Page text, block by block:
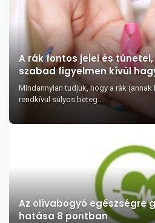
A rák fontos jelei és
szabad figyelmen kívül
Mindannyian tudjuk, hogy a rák
rendkívül súlyos beteg...
Az olívabogyó egészségre
hatása 8 pontban